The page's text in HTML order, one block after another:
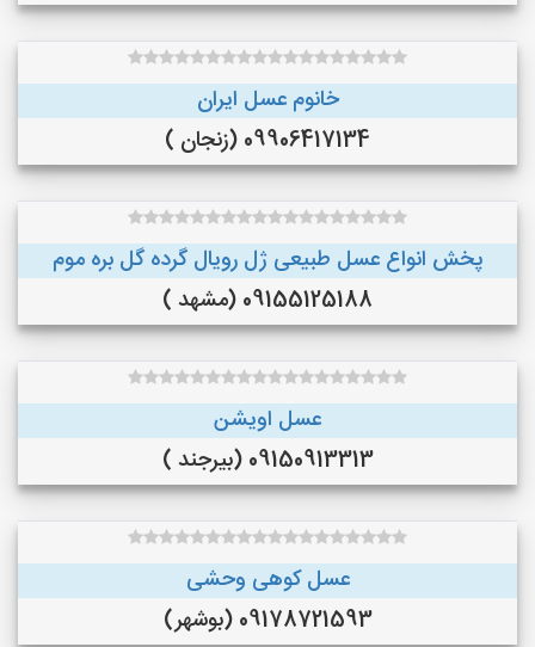
خانوم عسل ایران
09906417134 (زنجان )
پخش انواع عسل طبیعی ژل رویال گرده گل بره موم
09155125188 (مشهد )
عسل اویشن
09150913313 (بیرجند )
عسل کوهی وحشی
09178721593 (بوشهر)